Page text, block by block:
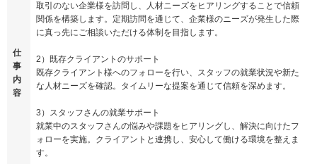
仕
事
内
容
取引のない企業様を訪問し、人材ニーズをヒアリングすることで信頼
関係を構築します。定期訪問を通じて、企業様のニーズが発生した際
に真っ先にご相談いただける体制を目指します。
2）既存クライアントのサポート
既存クライアント様へのフォローを行い、スタッフの就業状況や新た
な人材ニーズを確認。タイムリーな提案を通じて信頼を深めます。
3）スタッフさんの就業サポート
就業中のスタッフさんの悩みや課題をヒアリングし、解決に向けたフ
ォローを実施。クライアントと連携し、安心して働ける環境を整えま
す。